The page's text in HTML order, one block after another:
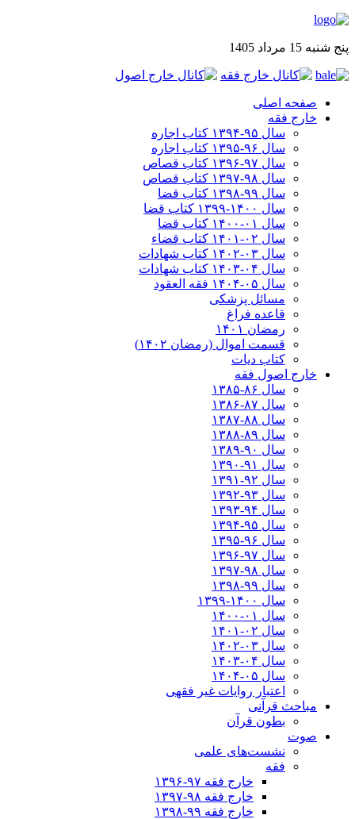
پنج شنبه 15 مرداد 1405
صفحه اصلی
خارج فقه
سال ۹۵-۱۳۹۴ کتاب اجاره
سال ۹۶-۱۳۹۵ کتاب اجاره
سال ۹۷-۱۳۹۶ کتاب قصاص
سال ۹۸-۱۳۹۷ کتاب قصاص
سال ۹۹-۱۳۹۸‍ کتاب قضا
سال ۱۴۰۰-۱۳۹۹ کتاب قضا
سال ۰۱-۱۴۰۰ کتاب قضا
سال ۰۲-۱۴۰۱ کتاب قضاء
سال ۰۳-۱۴۰۲ کتاب شهادات
سال ۰۴-۱۴۰۳ کتاب شهادات
سال ۰۵-۱۴۰۴ فقه العقود
مسائل پزشکی
قاعده فراغ
رمضان ۱۴۰۱
قسمت اموال (رمضان ۱۴۰۲)
کتاب دیات
خارج اصول فقه
سال ۸۶-۱۳۸۵
سال ۸۷-۱۳۸۶
سال ۸۸-۱۳۸۷
سال ۸۹-۱۳۸۸
سال ۹۰-۱۳۸۹
سال ۹۱-۱۳۹۰
سال ۹۲-۱۳۹۱
سال ۹۳-۱۳۹۲
سال ۹۴-۱۳۹۳
سال ۹۵-۱۳۹۴
سال ۹۶-۱۳۹۵
سال ۹۷-۱۳۹۶
سال ۹۸-۱۳۹۷
سال ۹۹-۱۳۹۸‍
سال ۱۴۰۰-۱۳۹۹
سال ۰۱-۱۴۰۰
سال ۰۲-۱۴۰۱
سال ۰۳-۱۴۰۲
سال ۰۴-۱۴۰۳
سال ۰۵-۱۴۰۴
اعتبار روایات غیر فقهی
مباحث قرآنی
بطون قرآن
صوت
نشست‌های علمی
فقه
خارج فقه ۹۷-۱۳۹۶
خارج فقه ۹۸-۱۳۹۷
خارج فقه ۹۹-۱۳۹۸